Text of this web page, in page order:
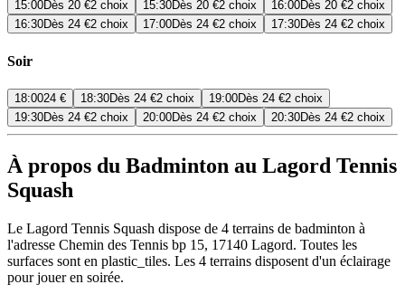
15:00Dès 20 €2 choix 15:30Dès 20 €2 choix 16:00Dès 20 €2 choix
16:30Dès 24 €2 choix 17:00Dès 24 €2 choix 17:30Dès 24 €2 choix
Soir
18:0024 € 18:30Dès 24 €2 choix 19:00Dès 24 €2 choix
19:30Dès 24 €2 choix 20:00Dès 24 €2 choix 20:30Dès 24 €2 choix
À propos du Badminton au Lagord Tennis
Squash
Le Lagord Tennis Squash dispose de 4 terrains de badminton à
l'adresse Chemin des Tennis bp 15, 17140 Lagord. Toutes les
surfaces sont en plastic_tiles. Les 4 terrains disposent d'un éclairage
pour jouer en soirée.